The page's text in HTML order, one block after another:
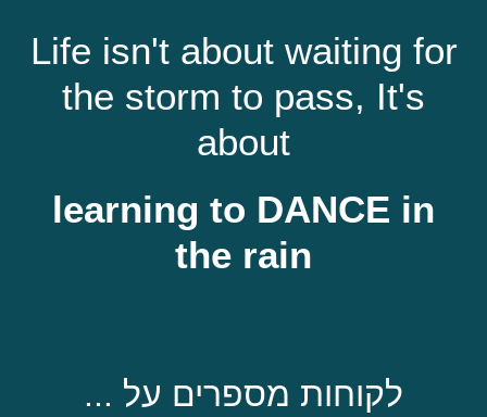
Life isn't about waiting for
the storm to pass, It's
about
learning to DANCE in
the rain
לקוחות מספרים על ...